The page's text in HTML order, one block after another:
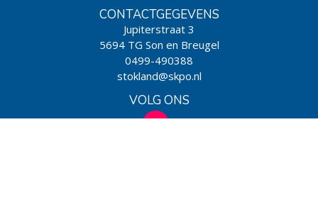
CONTACTGEGEVENS
Jupiterstraat 3
5694 TG Son en Breugel
0499-490388
stokland@skpo.nl
VOLG ONS